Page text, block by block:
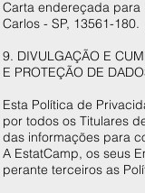
Carta endereçada para
Carlos - SP, 13561-180.
9. DIVULGAÇÃO E
E PROTEÇÃO DE
Esta Política de
por todos os Titulares
das informações para
A EstatCamp, os seus
perante terceiros as